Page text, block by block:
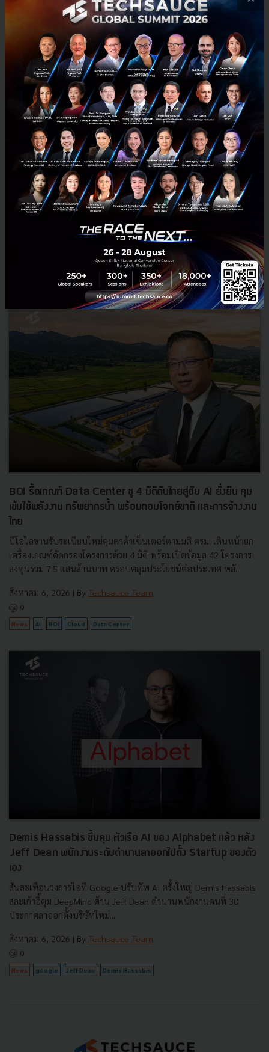
3 เรื่องที่ประเทศไทยต้อง Focus สร้างคน–นวัตกรรม–ปฏิรูป
ระบบราชการ เพื่อยกระดับขีดความสามารถประเทศ
นายอนุทิน ชาญวีรกูล นายกรัฐมนตรีและรัฐมนตรีว่าการกระทรวง
มหาดไทย กล่าวปาฐกถาพิเศษในหัวข้อ “ฝ่าวิกฤติ รับมือระเบียบโลก
ใหม่” ในงาน The INTANIA Forum...
ประเทศไทย เศรษฐกิจไทย
BOI รื้อเกณฑ์ Data Center ชู 4 มิติดันไทยสู่ฮับ AI ยั่งยืน คุม
เข้มใช้พลังงาน ทรัพยากรน้ำ พร้อมตอบโจทย์ชาติ และการจ้างงาน
ไทย
บีโอไอขานรับระเบียบใหม่คุมดาต้าเซ็นเตอร์ตามมติ ครม. เดินหน้ายก
เครื่องเกณฑ์คัดกรองโครงการด้วย 4 มิติ พร้อมเปิดข้อมูล 42 โครงการ
ลงทุนรวม 7.5 แสนล้านบาท ครอบคลุมประโยชน์ต่อประเทศ พลั...
สิงหาคม 6, 2026 | By Techsauce Team
0
News AI BOI Cloud Data Center
Demis Hassabis ขึ้นคุม หัวเรือ AI ของ Alphabet แล้ว หลัง
Jeff Dean พนักงานระดับตำนานลาออกไปตั้ง Startup ของตัว
เอง
สั่นสะเทือนวงการไอที Google ปรับทัพ AI ครั้งใหญ่ Demis Hassabis
สละเก้าอี้คุม DeepMind ด้าน Jeff Dean ตำนานพนักงานคนที่ 30
ประกาศลาออกตั้งบริษัทใหม่...
สิงหาคม 6, 2026 | By Techsauce Team
0
News google Jeff Dean Demis Hassabis